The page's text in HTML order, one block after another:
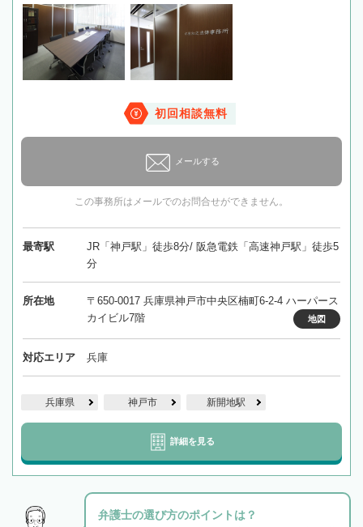
初回相談無料
メールする
この事務所はメールでのお問合せができません。
最寄駅
JR「神戸駅」徒歩8分/ 阪急電鉄「高速神戸駅」徒歩5
分
所在地
〒650-0017 兵庫県神戸市中央区楠町6-2-4 ハーパース
カイビル7階
地図
対応エリア 兵庫
兵庫県 神戸市 新開地駅
詳細を見る
弁護士の選び方のポイントは？